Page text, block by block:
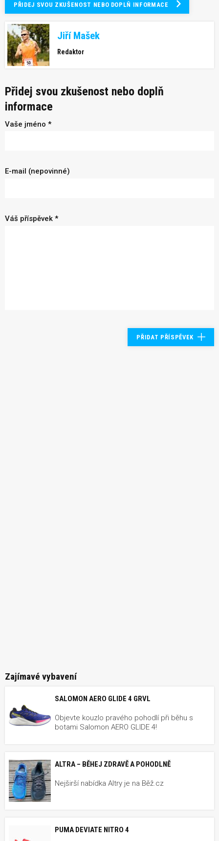
PŘIDEJ SVOU ZKUŠENOST NEBO DOPLŇ INFORMACE
Jiří Mašek
Redaktor
Přidej svou zkušenost nebo doplň
informace
Vaše jméno *
E-mail (nepovinné)
Váš příspěvek *
PŘIDAT PŘÍSPĚVEK
Zajímavé vybavení
SALOMON AERO GLIDE 4 GRVL
Objevte kouzlo pravého pohodlí při běhu s
botami Salomon AERO GLIDE 4!
ALTRA – BĚHEJ ZDRAVĚ A POHODLNĚ
Nejširší nabídka Altry je na Běž.cz
PUMA DEVIATE NITRO 4